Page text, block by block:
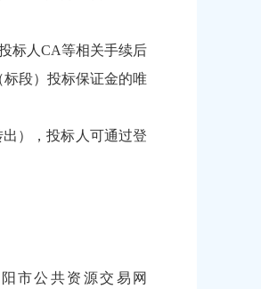
标人CA等相关手续后
段）投标保证金的唯
），投标人可通过登
市公共资源交易网